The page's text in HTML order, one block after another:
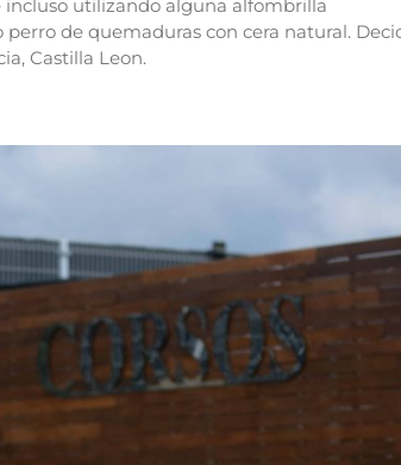
incluso utilizando alguna alfombrilla
de quemaduras con cera natural.
Castilla Leon.